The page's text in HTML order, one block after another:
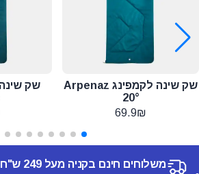
שק שינה לקמפינג ‎Arpenaz
20°
69.9₪
משלוחים חינם בקניה מעל 249 ש"ח